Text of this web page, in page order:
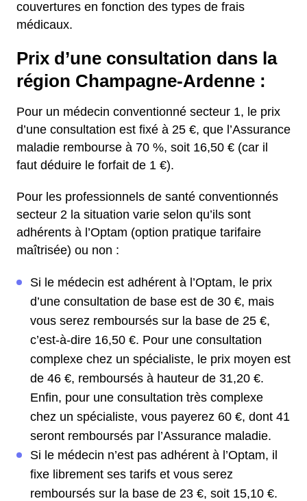
couvertures en fonction des types de frais
médicaux.
Prix d’une consultation dans la
région Champagne-Ardenne :
Pour un médecin conventionné secteur 1, le prix
d’une consultation est fixé à 25 €, que l’Assurance
maladie rembourse à 70 %, soit 16,50 € (car il
faut déduire le forfait de 1 €).
Pour les professionnels de santé conventionnés
secteur 2 la situation varie selon qu’ils sont
adhérents à l’Optam (option pratique tarifaire
maîtrisée) ou non :
Si le médecin est adhérent à l’Optam, le prix
d’une consultation de base est de 30 €, mais
vous serez remboursés sur la base de 25 €,
c’est-à-dire 16,50 €. Pour une consultation
complexe chez un spécialiste, le prix moyen est
de 46 €, remboursés à hauteur de 31,20 €.
Enfin, pour une consultation très complexe
chez un spécialiste, vous payerez 60 €, dont 41
seront remboursés par l’Assurance maladie.
Si le médecin n’est pas adhérent à l’Optam, il
fixe librement ses tarifs et vous serez
remboursés sur la base de 23 €, soit 15,10 €.